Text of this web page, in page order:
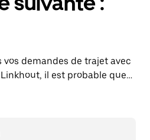
demandes de trajet avec
il est probable que
avec un chauffeur de
24 et 7/j) qu'avec UberX.